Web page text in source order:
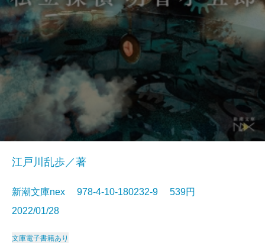
江戸川乱歩／著
新潮文庫nex 978-4-10-180232-9 539円
2022/01/28
文庫電子書籍あり